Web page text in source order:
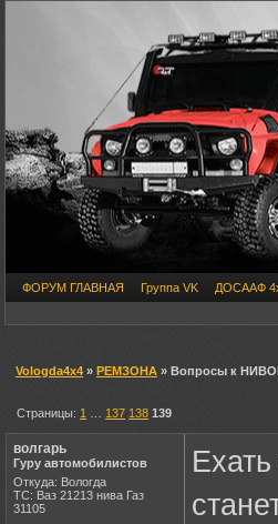
ФОРУМ ГЛАВНАЯ Группа VK ДОСААФ
Vologda4x4 » РЕМЗОНА » Вопросы к
Страницы: 1 137 138 139
волгарь
Гуру автомобилистов
Откуда: Вологда
ТС: Ваз 21213 нива Газ
31105